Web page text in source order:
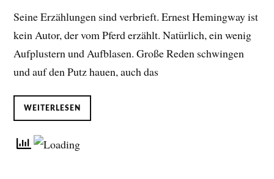
Seine Erzählungen sind verbrieft. Ernest Hemingway ist
kein Autor, der vom Pferd erzählt. Natürlich, ein wenig
Aufplustern und Aufblasen. Große Reden schwingen
und auf den Putz hauen, auch das
WEITERLESEN